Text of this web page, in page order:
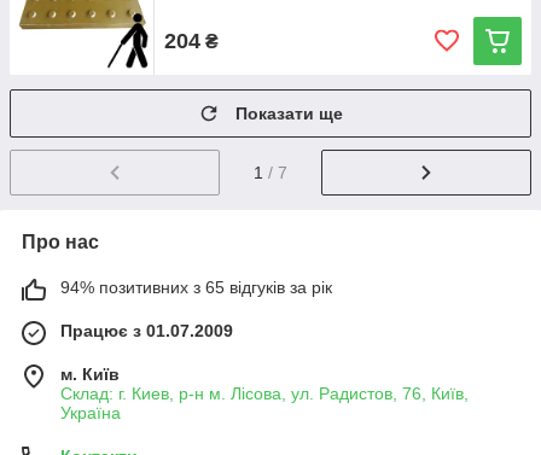
204 ₴
Показати ще
1 / 7
Про нас
94% позитивних з 65 відгуків за рік
Працює з 01.07.2009
м. Київ
Склад: г. Киев, р-н м. Лісова, ул. Радистов, 76, Київ,
Україна